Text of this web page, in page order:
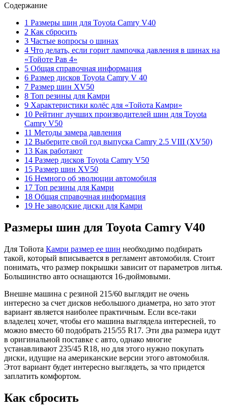
Содержание
1 Размеры шин для Toyota Camry V40
2 Как сбросить
3 Частые вопросы о шинах
4 Что делать, если горит лампочка давления в шинах на
«Тойоте Рав 4»
5 Общая справочная информация
6 Размер дисков Toyota Camry V 40
7 Размер шин XV50
8 Топ резины для Камри
9 Характеристики колёс для «Тойота Камри»
10 Рейтинг лучших производителей шин для Toyota
Camry V50
11 Методы замера давления
12 Выберите свой год выпуска Camry 2.5 VIII (XV50)
13 Как работают
14 Размер дисков Toyota Camry V50
15 Размер шин XV50
16 Немного об эволюции автомобиля
17 Топ резины для Камри
18 Общая справочная информация
19 Не заводские диски для Камри
Размеры шин для Toyota Camry V40
Для Тойота Камри размер ее шин необходимо подбирать
такой, который вписывается в регламент автомобиля. Стоит
понимать, что размер покрышки зависит от параметров литья.
Большинство авто оснащаются 16-дюймовыми.
Внешне машина с резиной 215/60 выглядит не очень
интересно за счет дисков небольшого диаметра, но зато этот
вариант является наиболее практичным. Если все-таки
владелец хочет, чтобы его машина выглядела интересней, то
можно вместо 60 подобрать 215/55 R17. Эти два размера идут
в оригинальной поставке с авто, однако многие
устанавливают 235/45 R18, но для этого нужно покупать
диски, идущие на американские версии этого автомобиля.
Этот вариант будет интересно выглядеть, за что придется
заплатить комфортом.
Как сбросить